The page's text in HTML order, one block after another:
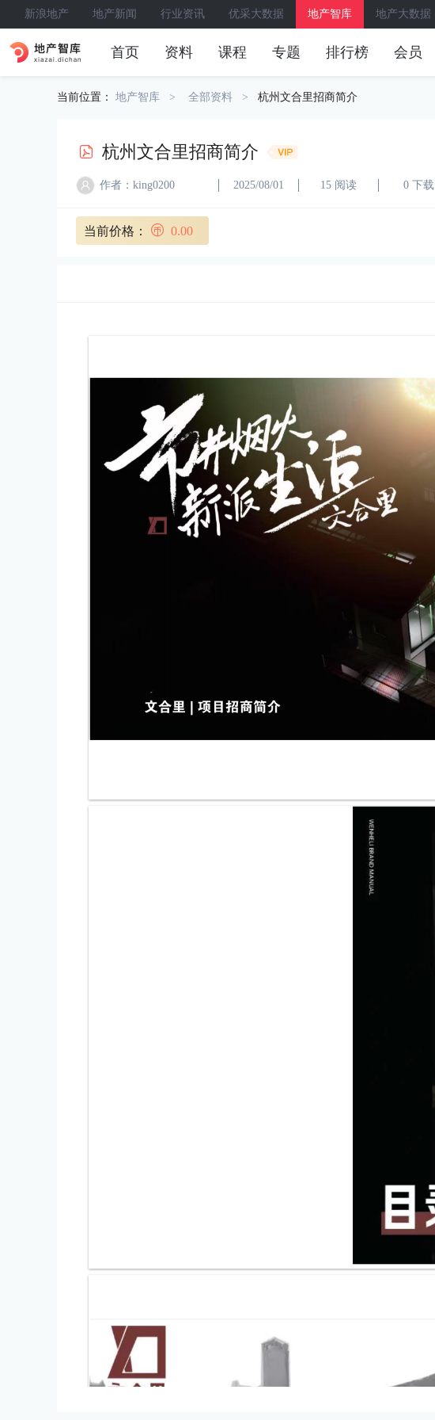
新浪地产 地产新闻 行业资讯 优采大数据 地产智库 地产大数据
首页 资料 课程 专题 排行榜 会员
当前位置： 地产智库 全部资料 杭州文合里招商简介
杭州文合里招商简介
作者：king0200 2025/08/01 15 阅读 0 下载
当前价格： 0.00